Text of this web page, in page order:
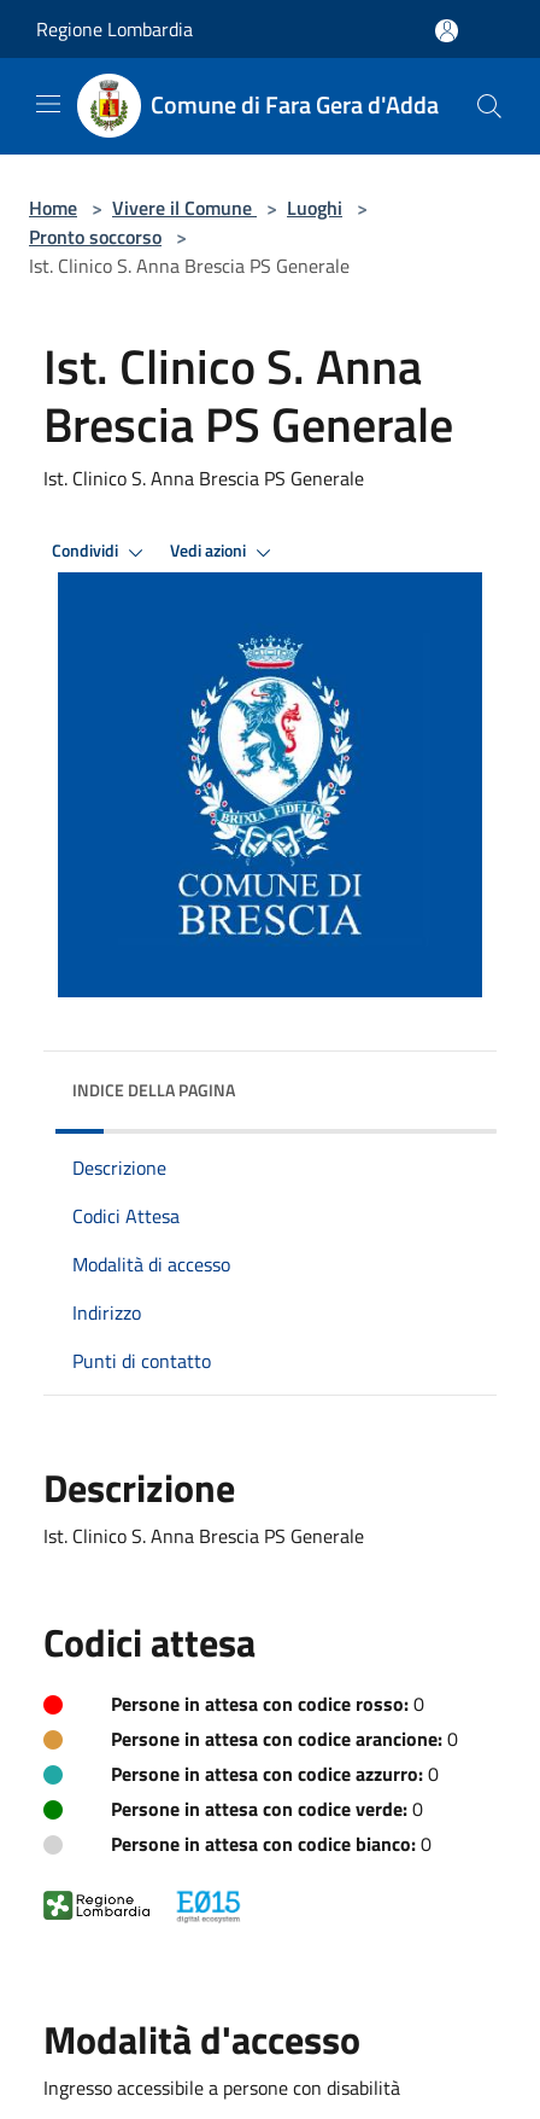
Regione Lombardia
Comune di Fara Gera d'Adda
Home > Vivere il Comune > Luoghi >
Pronto soccorso >
Ist. Clinico S. Anna Brescia PS Generale
Ist. Clinico S. Anna
Brescia PS Generale
Ist. Clinico S. Anna Brescia PS Generale
Condividi Vedi azioni
INDICE DELLA PAGINA
Descrizione
Codici Attesa
Modalità di accesso
Indirizzo
Punti di contatto
Descrizione
Ist. Clinico S. Anna Brescia PS Generale
Codici attesa
Persone in attesa con codice rosso:0
Persone in attesa con codice arancione:0
Persone in attesa con codice azzurro:0
Persone in attesa con codice verde:0
Persone in attesa con codice bianco:0
Modalità d'accesso
Ingresso accessibile a persone con disabilità